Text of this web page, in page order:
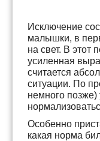
Исключение
малышки, в
на свет. В этот
усиленная
считается
ситуации. По
немного
Особенно
какая норма